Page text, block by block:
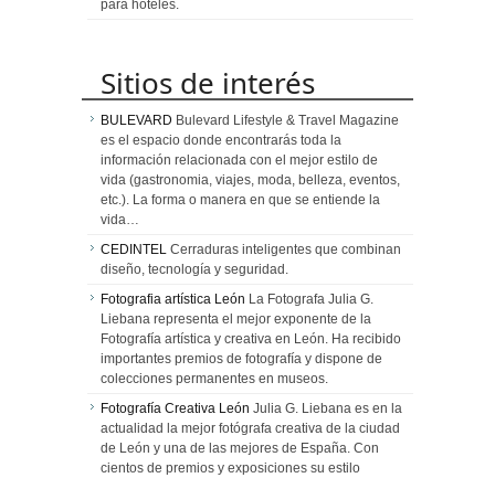
para hoteles.
Sitios de interés
BULEVARD Bulevard Lifestyle & Travel Magazine
es el espacio donde encontrarás toda la
información relacionada con el mejor estilo de
vida (gastronomia, viajes, moda, belleza, eventos,
etc.). La forma o manera en que se entiende la
vida…
CEDINTEL Cerraduras inteligentes que combinan
diseño, tecnología y seguridad.
Fotografia artística León La Fotografa Julia G.
Liebana representa el mejor exponente de la
Fotografía artística y creativa en León. Ha recibido
importantes premios de fotografía y dispone de
colecciones permanentes en museos.
Fotografía Creativa León Julia G. Liebana es en la
actualidad la mejor fotógrafa creativa de la ciudad
de León y una de las mejores de España. Con
cientos de premios y exposiciones su estilo